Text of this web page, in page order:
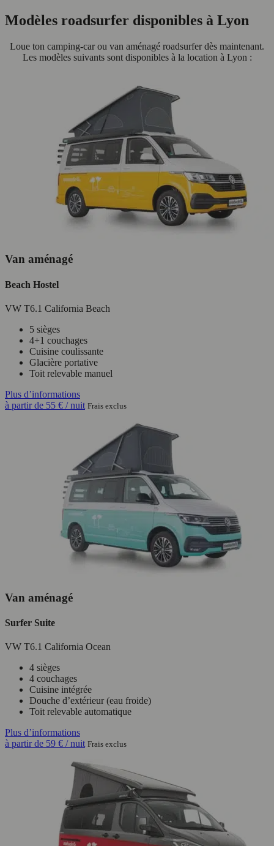
Modèles roadsurfer disponibles à Lyon
Loue ton camping-car ou van aménagé roadsurfer dès maintenant.
Les modèles suivants sont disponibles à la location à Lyon :
Van aménagé
Beach Hostel
VW T6.1 California Beach
5 sièges
4+1 couchages
Cuisine coulissante
Glacière portative
Toit relevable manuel
Plus d’informations
à partir de 55 € / nuit Frais exclus
Van aménagé
Surfer Suite
VW T6.1 California Ocean
4 sièges
4 couchages
Cuisine intégrée
Douche d’extérieur (eau froide)
Toit relevable automatique
Plus d’informations
à partir de 59 € / nuit Frais exclus